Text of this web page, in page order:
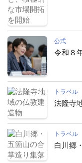
公式
令和８
トラベル
法隆寺
トラベル
白川郷